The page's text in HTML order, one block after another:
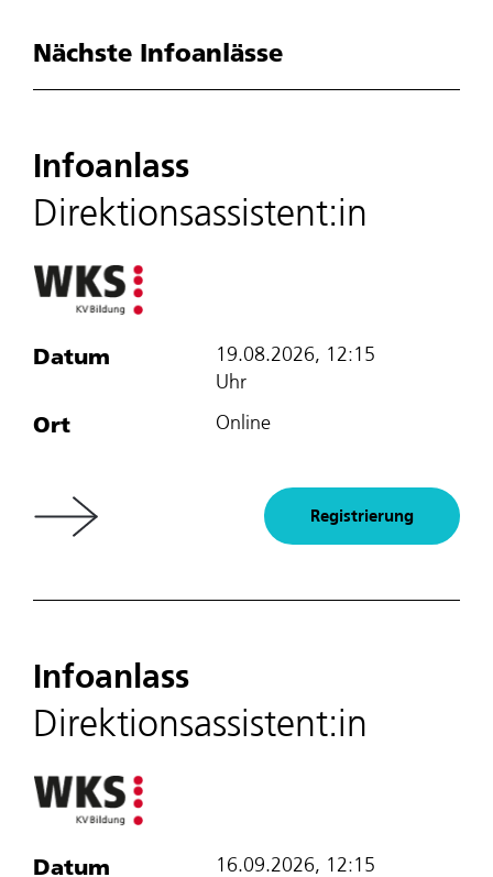
Nächste Infoanlässe
Infoanlass
Direktionsassistent:in
Datum
19.08.2026, 12:15
Uhr
Ort Online
Registrierung
Infoanlass
Direktionsassistent:in
Datum
16.09.2026, 12:15